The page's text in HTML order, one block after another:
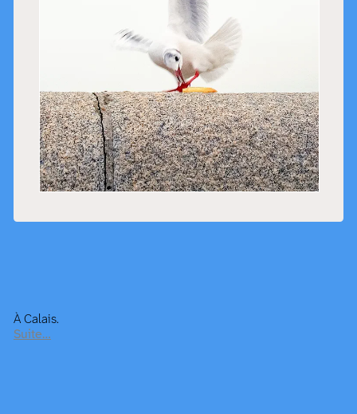
À Calais.
Suite…